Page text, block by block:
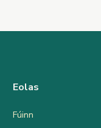
Eolas
Fúinn